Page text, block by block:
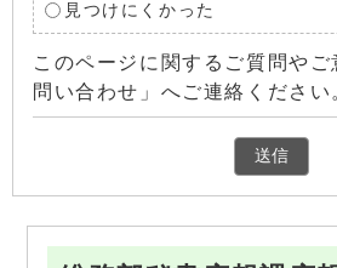
見つけにくかった
このページに関するご質問や
問い合わせ」へご連絡ください